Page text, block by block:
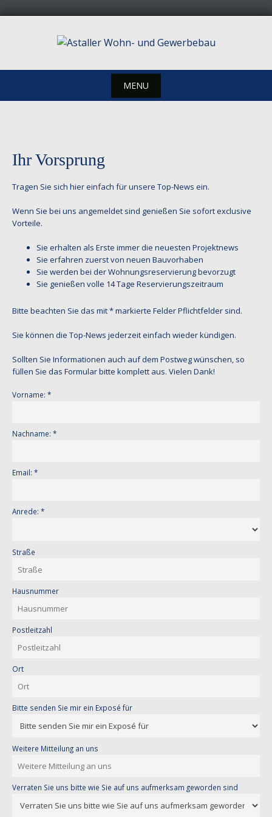
MENU
Ihr Vorsprung
Tragen Sie sich hier einfach für unsere Top-News ein.
Wenn Sie bei uns angemeldet sind genießen Sie sofort exclusive
Vorteile.
Sie erhalten als Erste immer die neuesten Projektnews
Sie erfahren zuerst von neuen Bauvorhaben
Sie werden bei der Wohnungsreservierung bevorzugt
Sie genießen volle 14 Tage Reservierungszeitraum
Bitte beachten Sie das mit * markierte Felder Pflichtfelder sind.
Sie können die Top-News jederzeit einfach wieder kündigen.
Sollten Sie Informationen auch auf dem Postweg wünschen, so
füllen Sie das Formular bitte komplett aus. Vielen Dank!
Vorname: *
Nachname: *
Email: *
Anrede: *
Straße
Hausnummer
Postleitzahl
Ort
Bitte senden Sie mir ein Exposé für
Weitere Mitteilung an uns
Verraten Sie uns bitte wie Sie auf uns aufmerksam geworden sind